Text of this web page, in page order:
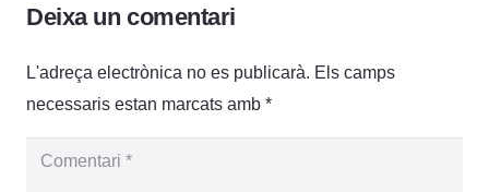
Deixa un comentari
L'adreça electrònica no es publicarà. Els camps
necessaris estan marcats amb *